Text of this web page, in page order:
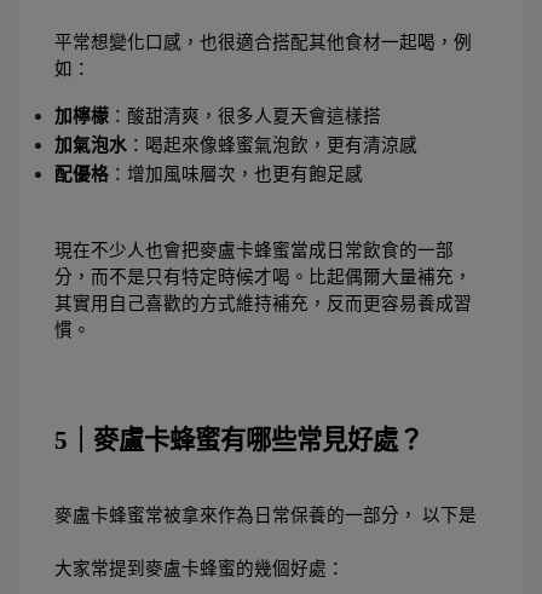
平常想變化口感，也很適合搭配其他食材一起喝，例
如：
加檸檬 ：酸甜清爽，很多人夏天會這樣搭
加氣泡水 ：喝起來像蜂蜜氣泡飲，更有清涼感
配優格 ：增加風味層次，也更有飽足感
現在不少人也會把麥盧卡蜂蜜當成日常飲食的一部
分，而不是只有特定時候才喝。比起偶爾大量補充，
其實用自己喜歡的方式維持補充，反而更容易養成習
慣。
5｜麥盧卡蜂蜜有哪些常見好處？
麥盧卡蜂蜜常被拿來作為日常保養的一部分， 以下是
大家常提到麥盧卡蜂蜜的幾個好處：